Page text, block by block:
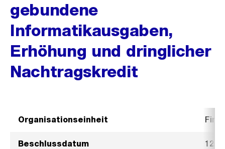
gebundene
Informatikausgaben,
Erhöhung und dringlicher
Nachtragskredit
Organisationseinheit
Beschlussdatum 12.